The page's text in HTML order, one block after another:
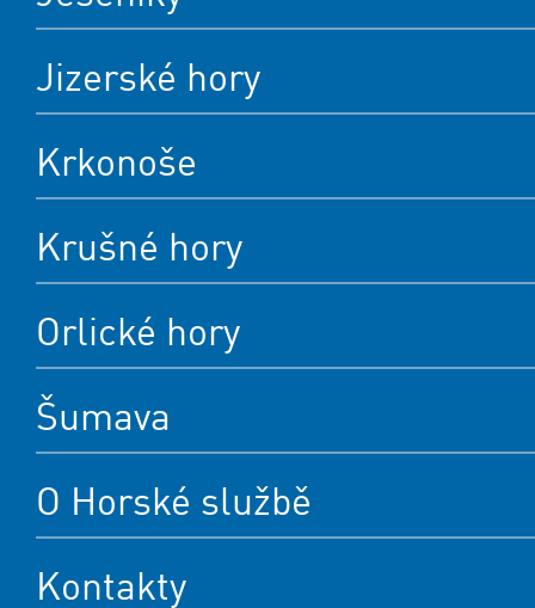
Jizerské hory
Krkonoše
Krušné hory
Orlické hory
Šumava
O Horské službě
Kontakty